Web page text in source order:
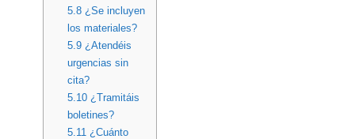
5.8¿Se incluyen
los materiales?
5.9¿Atendéis
urgencias sin
cita?
5.10¿Tramitáis
boletines?
5.11 ¿Cuánto